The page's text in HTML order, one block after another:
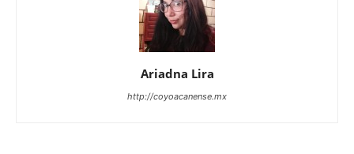
Ariadna Lira
http://coyoacanense.mx